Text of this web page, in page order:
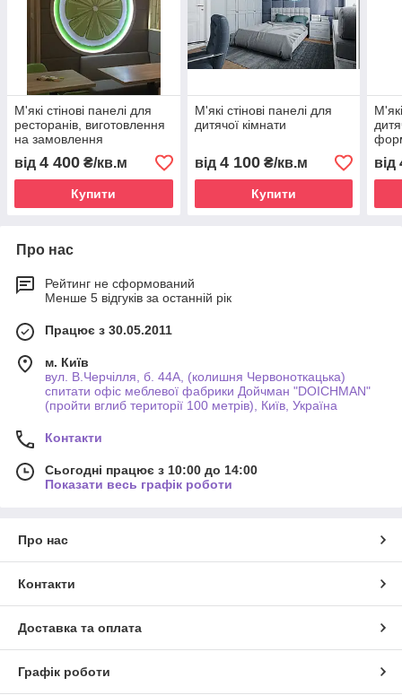
М'які стінові панелі для
ресторанів, виготовлення
на замовлення
від 4 400 ₴/кв.м
Купити
М'які стінові панелі для
дитячої кімнати
від 4 100₴/кв.м
Купити
від
Про нас
Рейтинг не сформований
Менше 5 відгуків за останній рік
Працює з 30.05.2011
м. Київ
вул. В.Черчілля, б. 44А, (колишня Червоноткацька)
спитати офіс меблевої фабрики Дойчман "DOICHMAN"
(пройти вглиб території 100 метрів), Київ, Україна
Контакти
Сьогодні працює з 10:00 до 14:00
Показати весь графік роботи
Про нас
Контакти
Доставка та оплата
Графік роботи